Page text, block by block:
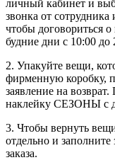
личный кабинет и
звонка от сотрудника
чтобы договориться
будние дни с 10:00 до
2. Упакуйте вещи,
фирменную коробку,
заявление на
наклейку СЕЗОНЫ с
3. Чтобы вернуть
отдельно и заполните
заказа.